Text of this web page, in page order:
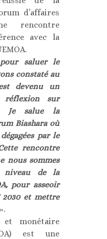
d’affaires
rencontre
avec la
pour saluer le
constaté au
devenu un
réflexion sur
Je salue la
Biashara où
par le
rencontre
nous sommes
de la
pour asseoir
2030 et mettre
et monétaire
est une